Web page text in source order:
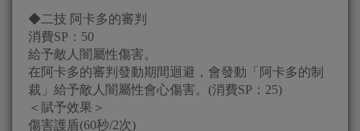
◆二技 阿卡多的審判
消費SP：50
給予敵人闇屬性傷害。
在阿卡多的審判發動期間迴避，會發動「阿卡多的制
裁」給予敵人闇屬性會心傷害。(消費SP：25)
＜賦予效果＞
傷害護盾(60秒/2次)